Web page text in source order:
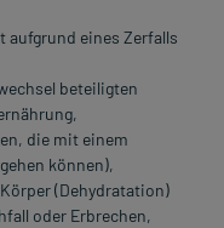
aufgrund eines Zerfalls
beteiligten
die mit einem
können),
(Dehydratation)
oder Erbrechen,